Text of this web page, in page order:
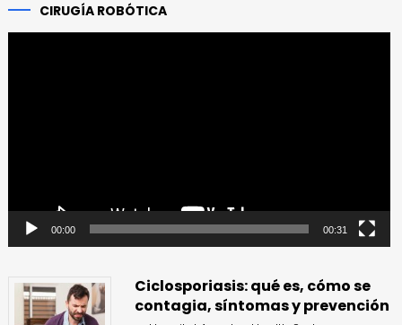
CIRUGÍA ROBÓTICA
00:00 00:31
Ciclosporiasis: qué es, cómo se
contagia, síntomas y prevención